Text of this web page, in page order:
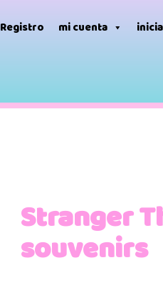
Registro mi cuenta
Stranger
souvenirs